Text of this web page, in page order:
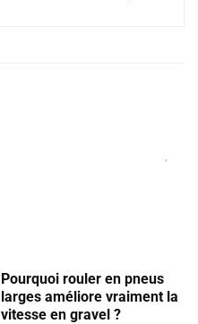
Pourquoi rouler en pneus
larges améliore vraiment la
vitesse en gravel ?